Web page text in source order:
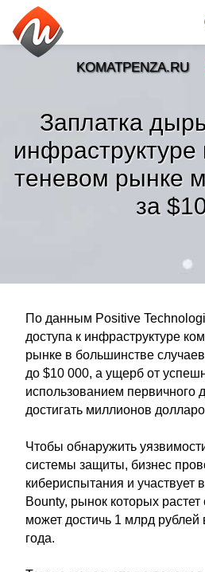
Заплатка
теневом рынке
за
По данным Positive
доступа к инфраструктуре
рынке в большинстве
до $10 000, а ущерб от
использованием первичного
достигать миллионов
Чтобы обнаружить
системы защиты, бизнес
кибериспытания и участвует
Bounty, рынок которых
может достичь 1 млрд
года.
KOMATPENZA.RU
Новости»
Тренды новостей»
Рубрики»